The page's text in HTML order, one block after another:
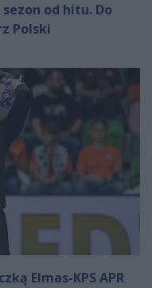
sezon od hitu. Do
Polski
Elmas-KPS APR